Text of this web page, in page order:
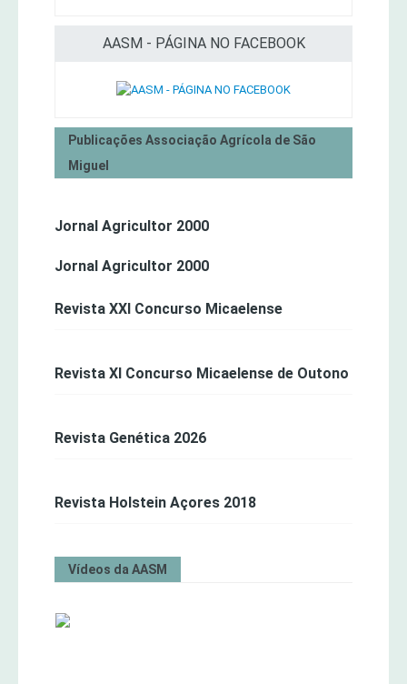
AASM - PÁGINA NO FACEBOOK
Publicações Associação Agrícola de São
Miguel
Jornal Agricultor 2000
Jornal Agricultor 2000
Revista XXI Concurso Micaelense
Revista XI Concurso Micaelense de Outono
Revista Genética 2026
Revista Holstein Açores 2018
Vídeos da AASM